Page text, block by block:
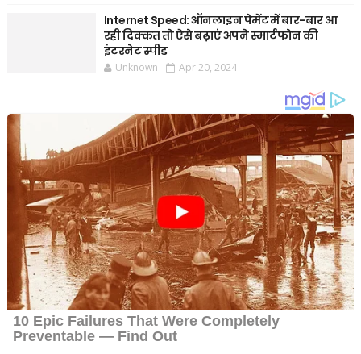
Internet Speed: ऑनलाइन पेमेंट में बार-बार आ
रही दिक्कत तो ऐसे बढ़ाएं अपने स्मार्टफोन की
इंटरनेट स्पीड
Unknown Apr 20, 2024